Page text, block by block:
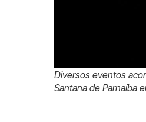
Diversos eventos
Santana de Parnaíba